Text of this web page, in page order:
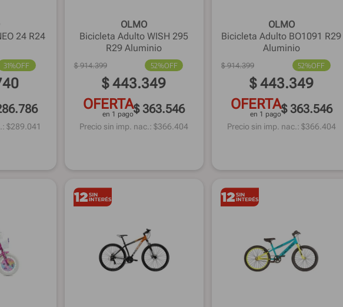
24 R24
31%OFF
$289.041
OLMO
Bicicleta Adulto WISH 295
R29 Aluminio
$ 914.399 52%OFF
$ 443.349
OFERTA
en 1 pago$ 363.546
Precio sin imp. nac.: $366.404
OLMO
Bicicleta Adulto BO1091 R29
Aluminio
$ 914.399 52%OFF
$ 443.349
OFERTA
en 1 pago$ 363.546
Precio sin imp. nac.: $366.404